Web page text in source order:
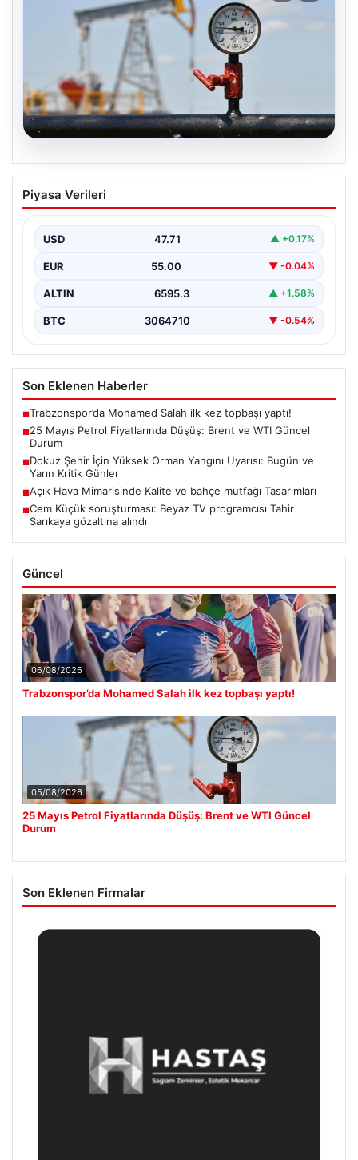
25 Mayıs Petrol Fiyatlarında Düşüş:
Brent ve WTI Güncel Durum
maddelerinden biri olan petrol fiyatlarındaki hareketlilik,
özellikle Orta…
Piyasa Verileri
USD 47.71 ▲ +0.17%
EUR 55.00 ▼ -0.04%
ALTIN 6595.3 ▲ +1.58%
BTC 3064710 ▼ -0.54%
Son Eklenen Haberler
■Trabzonspor’da Mohamed Salah ilk kez topbaşı yaptı!
■25 Mayıs Petrol Fiyatlarında Düşüş: Brent ve WTI Güncel
Durum
■Dokuz Şehir İçin Yüksek Orman Yangını Uyarısı: Bugün ve
Yarın Kritik Günler
■Açık Hava Mimarisinde Kalite ve bahçe mutfağı Tasarımları
■Cem Küçük soruşturması: Beyaz TV programcısı Tahir
Sarıkaya gözaltına alındı
Güncel
06/08/2026
Trabzonspor’da Mohamed Salah ilk kez topbaşı yaptı!
05/08/2026
25 Mayıs Petrol Fiyatlarında Düşüş: Brent ve WTI Güncel
Durum
Son Eklenen Firmalar